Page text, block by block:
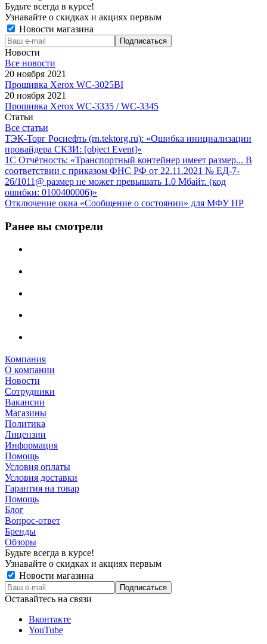
Будьте всегда в курсе!
Узнавайте о скидках и акциях первым
Новости магазина
Новости
Все новости
20 ноября 2021
Прошивка Xerox WC-3025BI
20 ноября 2021
Прошивка Xerox WC-3335 / WC-3345
Статьи
Все статьи
ТЭК-Торг Роснефть (rn.tektorg.ru): «Ошибка инициализации
провайдера СКЗИ: [object Event]»
1С Отчётность: «Транспортный контейнер имеет размер... В
соответствии с приказом ФНС РФ от 22.11.2021 № ЕД-7-
26/1011@ размер не может превышать 1.0 Мбайт. (код
ошибки: 0100400006)»
Отключение окна «Сообщение о состоянии» для МФУ HP
Ранее вы смотрели
Компания
О компании
Новости
Сотрудники
Вакансии
Магазины
Политика
Лицензии
Информация
Помощь
Условия оплаты
Условия доставки
Гарантия на товар
Помощь
Блог
Вопрос-ответ
Бренды
Обзоры
Будьте всегда в курсе!
Узнавайте о скидках и акциях первым
Новости магазина
Оставайтесь на связи
Вконтакте
YouTube